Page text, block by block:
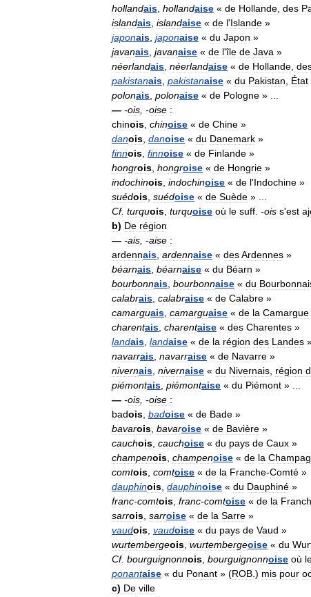
hollandais hollandaise « de Hollande des
islandais islandaise « de l'Islande »
japonais japonaise « du Japon »
javanais javanaise « de l'île de Java »
néerlandais néerlandaise « de Hollande
pakistanais pakistanaise « du Pakistan État
polonais polonaise « de Pologne » ...
— -ois , -oise :
chinois chinoise « de Chine »
danois danoise « du Danemark »
finnois finnoise « de Finlande »
hongrois hongroise « de Hongrie »
indochinois indochinoise « de l'Indochine »
suédois suédoise « de Suède » ...
Cf. turquois turquoise où le suff -ois s'est
b) De région
— -ais , -aise :
ardennais ardennaise « desArdennes »
béarnais béarnaise « du Béarn »
bourbonnais bourbonnaise « du
calabrais calabraise « de Calabre »
camarguais camarguaise « de la Camargue
charentais charentaise « des Charentes »
landais landaise « de la région des Landes
navarrais navarraise « de Navarre »
nivernais nivernaise « du Nivernais région
piémontais piémontaise « du Piémont » ...
— -ois , -oise :
badois badoise « de Bade »
bavarois bavaroise « de Bavière »
cauchois cauchoise « du pays de Caux »
champenois champenoise « de la
comtois comtoise « de la Franche-Comté »
dauphinois dauphinoise « du Dauphiné »
franc-comtois franc-comtoise « de la
sarrois sarroise « de la Sarre »
vaudois vaudoise « du pays de Vaud »
wurtembergeois wurtembergeoise « du
Cf. bourguignonnois bourguignonnoise où
ponantaise « du Ponant » (ROB .) mis pour
c) De ville